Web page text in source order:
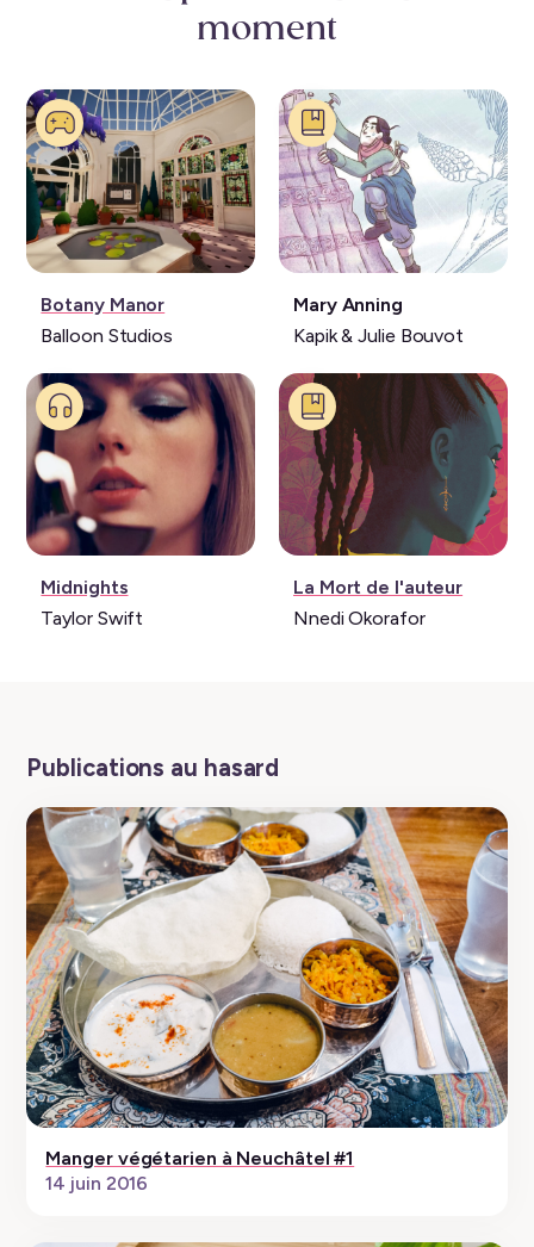
moment
Jeu
vidéo:
Botany Manor
Balloon Studios
Livre:
Mary Anning
Kapik & Julie Bouvot
Musique:
Midnights
Taylor Swift
Livre:
La Mort de l'auteur
Nnedi Okorafor
Publications au hasard
Manger végétarien à Neuchâtel #1
14 juin 2016